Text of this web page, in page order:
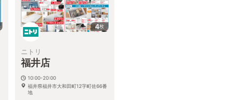
4枚
ニトリ
福井店
10:00-20:00
福井県福井市大和田町12字町佐66番
地